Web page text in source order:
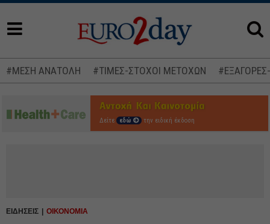
#ΜΕΣΗ ΑΝΑΤΟΛΗ #ΤΙΜΕΣ-ΣΤΟΧΟΙ ΜΕΤΟΧΩΝ
Δείτε εδώ την ειδική έκδοση
ΕΙΔΗΣΕΙΣ ΟΙΚΟΝΟΜΙΑ